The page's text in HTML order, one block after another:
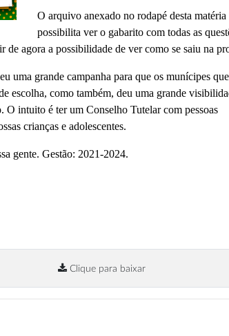
O arquivo anexado no rodapé desta matéria
possibilita ver o gabarito com todas as
de agora a possibilidade de ver como se saiu na
uma grande campanha para que os munícipes que
escolha, como também, deu uma grande
O intuito é ter um Conselho Tutelar com pessoas
crianças e adolescentes.
gente. Gestão: 2021-2024.
Clique para baixar